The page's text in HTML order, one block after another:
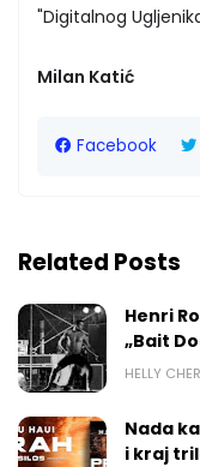
"Digitalnog
Milan Katić
Facebook
Related Posts
Henri
„Bait
HELLY
Nada
i kraj